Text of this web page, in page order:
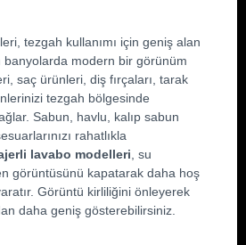
tezgah kullanımı için geniş alan
banyolarda modern bir görünüm
saç ürünleri, diş fırçaları, tarak
tezgah bölgesinde
Sabun, havlu, kalıp sabun
rahatlıkla
lavabo modelleri, su
görüntüsünü kapatarak daha hoş
Görüntü kirliliğini önleyerek
daha geniş gösterebilirsiniz.